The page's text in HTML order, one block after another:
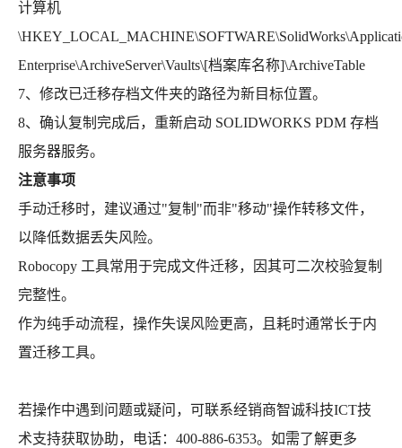
计算机
Enterprise\ArchiveServer\Vaults\[档案库名称]\ArchiveTable
7、修改已迁移存档文件夹的路径为新目标位置。
8、确认复制完成后，重新启动 SOLIDWORKS PDM 存档
服务器服务。
注意事项
手动迁移时，建议通过"复制"而非"移动"操作转移文件，
以降低数据丢失风险。
Robocopy 工具常用于完成文件迁移，因其可二次校验复制
完整性。
作为纯手动流程，操作失误风险更高，且耗时通常长于内
置迁移工具。
若操作中遇到问题或疑问，可联系经销商智诚科技ICT技
术支持获取协助，电话：400-886-6353。如需了解更多